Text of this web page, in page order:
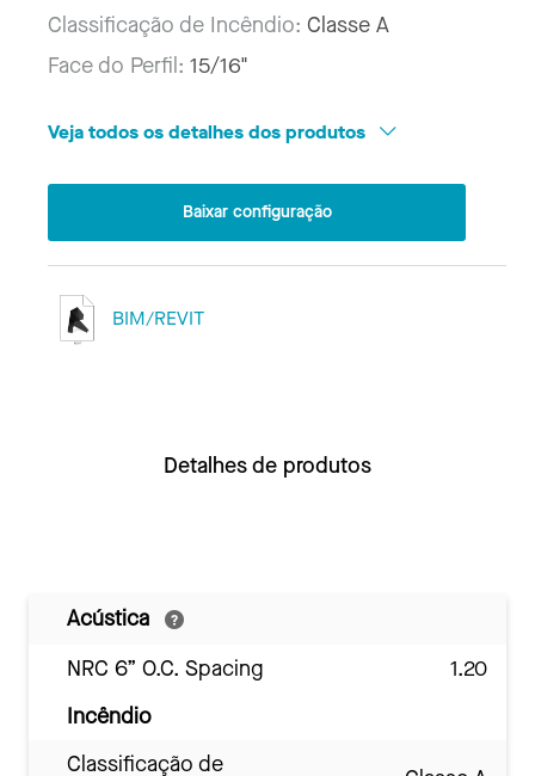
Classificação de Incêndio: Classe A
Face do Perfil: 15/16"
Veja todos os detalhes dos produtos
Baixar configuração
BIM/REVIT
Detalhes de produtos
Acústica
NRC 6” O.C. Spacing
1.20
Incêndio
Classificação de